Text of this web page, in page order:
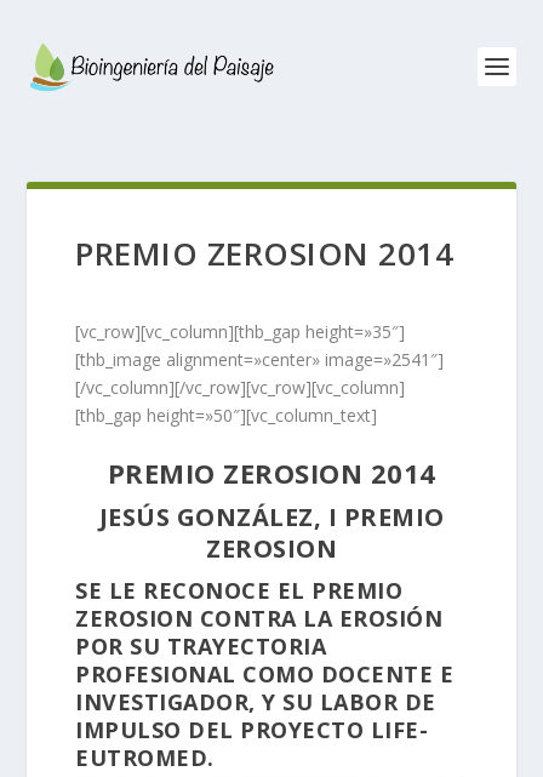
PREMIO ZEROSION 2014
[vc_row][vc_column][thb_gap height=»35″]
[thb_image alignment=»center» image=»2541″]
[/vc_column][/vc_row][vc_row][vc_column]
[thb_gap height=»50″][vc_column_text]
PREMIO ZEROSION 2014
JESÚS GONZÁLEZ, I PREMIO
ZEROSION
SE LE RECONOCE EL PREMIO
ZEROSION CONTRA LA EROSIÓN
POR SU TRAYECTORIA
PROFESIONAL COMO DOCENTE E
INVESTIGADOR, Y SU LABOR DE
IMPULSO DEL PROYECTO LIFE-
EUTROMED.